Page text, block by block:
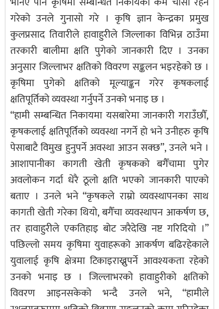
गरेको उनले गुनासो गरे । कृषि ज्ञान केन्द्रका प्रमुख
कुलप्रसाद तिवारीले हावाहुरीले जिल्लाका विभिन्न ठाउँमा
तरकारी बालीमा क्षति पुगेको जानकारी दिए । उनका
अनुसार जिल्लाभर क्षतिको विवरण सङ्कलन भइरहेको छ ।
कृषिमा पुगेको क्षतिको मूल्याङ्कन गरेर कृषकलाई
क्षतिपूर्तिको व्यवस्था गर्नुपर्ने उनको भनाइ छ ।
“हामी सम्बन्धित निकायमा यसबारेमा जानकारी गराउँछौँ,
कृषकलाई क्षतिपूर्तिको व्यवस्था नगर्ने हो भने उनीहरु कृषि
पेसाबाटै विमुख हुनुपर्ने अवस्था आउन सक्छ”, उनले भने ।
आशापानीका कागती खेती कृषकको बगैँचामा पुगेर
अवलोकन गर्दा धेरै ठूलो क्षति भएको जानकारी पाएको
बताए । उनले भने “कृषकले राम्रो व्यवस्थापनका साथ
कागती खेती गरेका थियो, बगैँचा व्यवस्थापन आकर्षण छ,
तर हावाहुरीले एकतिहाइ बोट जरैदेखि नष्ट गरिदियो ।”
पछिल्लो समय कृषिमा युवाहरूको आकर्षण बढिरहेकाले
युवालाई कृषि क्षेत्रमा टिकाइराख्नुपर्ने आवश्यकता रहेको
उनको भनाइ छ । जिल्लाभरको हावाहुरीको क्षतिको
विवरण आइनसकेको भन्दै उनले भने, “हामीले